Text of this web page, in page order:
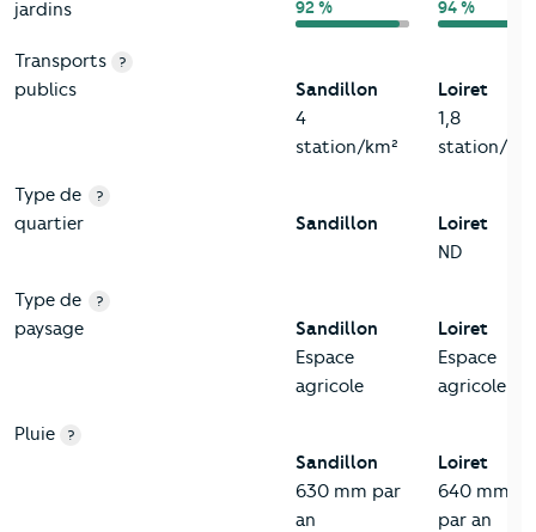
jardins 92 % 94 %
Transports
publics
?
Sandillon
4
station/km²
Loiret
1,8
station/
Type de
quartier
?
Sandillon
Loiret
ND
Type de
paysage
?
Sandillon
Espace
agricole
Loiret
Espace
agricole
Pluie ?
Sandillon
630 mm par
an
Loiret
640 mm
par an